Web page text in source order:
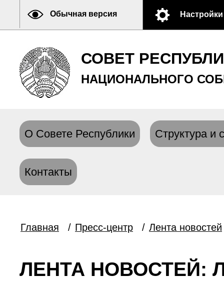
Обычная версия Настройки
СОВЕТ
НАЦИОНАЛЬНОГО
О Совете Республики Структура и
Контакты
Главная / Пресс-центр / Лента новостей
ЛЕНТА НОВОСТЕЙ: